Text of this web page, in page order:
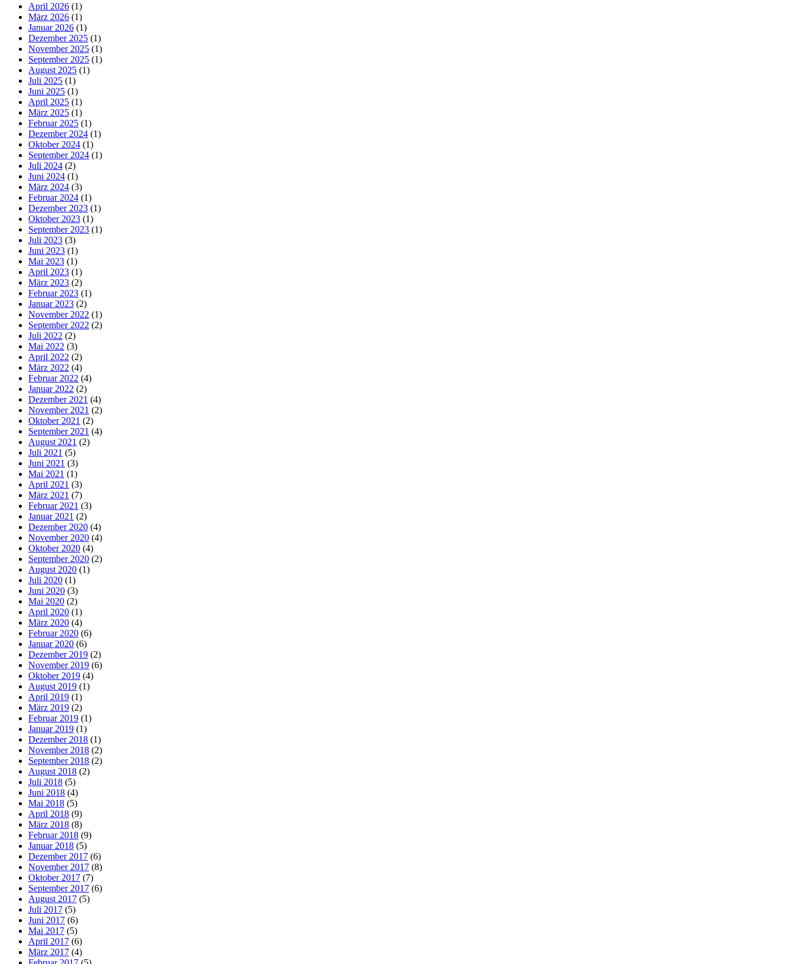
April 2026 (1)
März 2026 (1)
Januar 2026 (1)
Dezember 2025 (1)
November 2025 (1)
September 2025 (1)
August 2025 (1)
Juli 2025 (1)
Juni 2025 (1)
April 2025 (1)
März 2025 (1)
Februar 2025 (1)
Dezember 2024 (1)
Oktober 2024 (1)
September 2024 (1)
Juli 2024 (2)
Juni 2024 (1)
März 2024 (3)
Februar 2024 (1)
Dezember 2023 (1)
Oktober 2023 (1)
September 2023 (1)
Juli 2023 (3)
Juni 2023 (1)
Mai 2023 (1)
April 2023 (1)
März 2023 (2)
Februar 2023 (1)
Januar 2023 (2)
November 2022 (1)
September 2022 (2)
Juli 2022 (2)
Mai 2022 (3)
April 2022 (2)
März 2022 (4)
Februar 2022 (4)
Januar 2022 (2)
Dezember 2021 (4)
November 2021 (2)
Oktober 2021 (2)
September 2021 (4)
August 2021 (2)
Juli 2021 (5)
Juni 2021 (3)
Mai 2021 (1)
April 2021 (3)
März 2021 (7)
Februar 2021 (3)
Januar 2021 (2)
Dezember 2020 (4)
November 2020 (4)
Oktober 2020 (4)
September 2020 (2)
August 2020 (1)
Juli 2020 (1)
Juni 2020 (3)
Mai 2020 (2)
April 2020 (1)
März 2020 (4)
Februar 2020 (6)
Januar 2020 (6)
Dezember 2019 (2)
November 2019 (6)
Oktober 2019 (4)
August 2019 (1)
April 2019 (1)
März 2019 (2)
Februar 2019 (1)
Januar 2019 (1)
Dezember 2018 (1)
November 2018 (2)
September 2018 (2)
August 2018 (2)
Juli 2018 (5)
Juni 2018 (4)
Mai 2018 (5)
April 2018 (9)
März 2018 (8)
Februar 2018 (9)
Januar 2018 (5)
Dezember 2017 (6)
November 2017 (8)
Oktober 2017 (7)
September 2017 (6)
August 2017 (5)
Juli 2017 (5)
Juni 2017 (6)
Mai 2017 (5)
April 2017 (6)
März 2017 (4)